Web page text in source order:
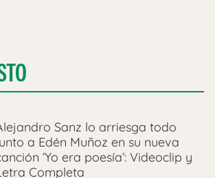
Sanz lo arriesga todo
a Edén Muñoz en su nueva
‘Yo era poesía’: Videoclip y
Completa